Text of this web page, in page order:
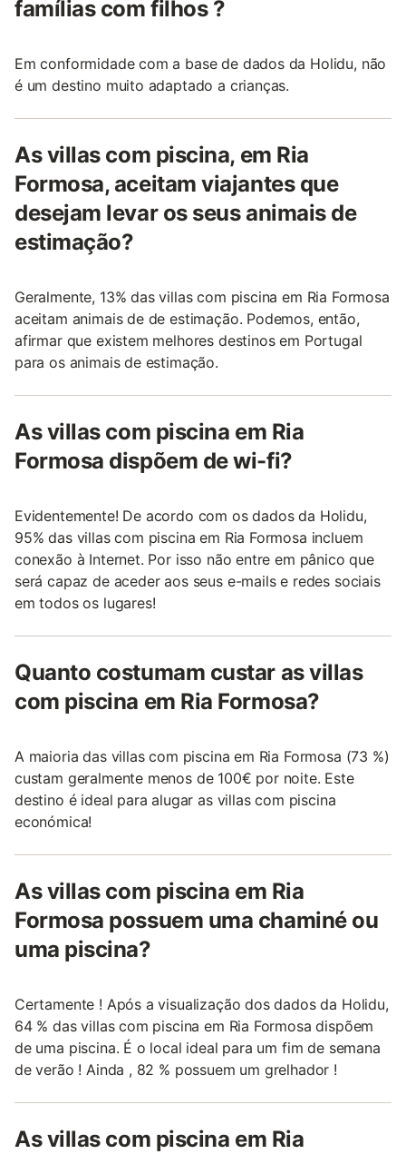
famílias com filhos ?
Em conformidade com a base de dados da Holidu, não
é um destino muito adaptado a crianças.
As villas com piscina, em Ria
Formosa, aceitam viajantes que
desejam levar os seus animais de
estimação?
Geralmente, 13% das villas com piscina em Ria Formosa
aceitam animais de de estimação. Podemos, então,
afirmar que existem melhores destinos em Portugal
para os animais de estimação.
As villas com piscina em Ria
Formosa dispõem de wi-fi?
Evidentemente! De acordo com os dados da Holidu,
95% das villas com piscina em Ria Formosa incluem
conexão à Internet. Por isso não entre em pânico que
será capaz de aceder aos seus e-mails e redes sociais
em todos os lugares!
Quanto costumam custar as villas
com piscina em Ria Formosa?
A maioria das villas com piscina em Ria Formosa (73 %)
custam geralmente menos de 100€ por noite. Este
destino é ideal para alugar as villas com piscina
económica!
As villas com piscina em Ria
Formosa possuem uma chaminé ou
uma piscina?
Certamente ! Após a visualização dos dados da Holidu,
64 % das villas com piscina em Ria Formosa dispõem
de uma piscina. É o local ideal para um fim de semana
de verão ! Ainda , 82 % possuem um grelhador !
As villas com piscina em Ria